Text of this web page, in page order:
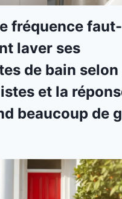
fréquence
laver ses
de bain selon
et la
beaucoup de